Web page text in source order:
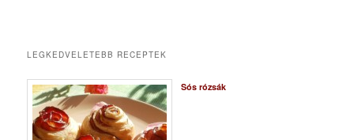
LEGKEDVELETEBB RECEPTEK
Sós rózsák